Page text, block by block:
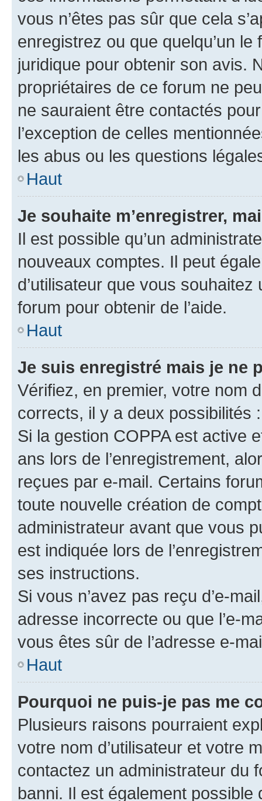
vous n’êtes pas sûr que cela
enregistrez ou que quelqu’un
juridique pour obtenir son avis.
propriétaires de ce forum ne
ne sauraient être contactés
l’exception de celles
les abus ou les questions
Haut
Je souhaite m’enregistrer,
Il est possible qu’un
nouveaux comptes. Il peut
d’utilisateur que vous
forum pour obtenir de l’aide.
Haut
Je suis enregistré mais je ne
Vérifiez, en premier, votre nom
corrects, il y a deux possibilités :
Si la gestion COPPA est active
ans lors de l’enregistrement,
reçues par e-mail. Certains
toute nouvelle création de
administrateur avant que vous
est indiquée lors de
ses instructions.
Si vous n’avez pas reçu d’e-
adresse incorrecte ou que l’e-
vous êtes sûr de l’adresse e-
Haut
Pourquoi ne puis-je pas me
Plusieurs raisons pourraient
votre nom d’utilisateur et votre
contactez un administrateur du
banni. Il est également